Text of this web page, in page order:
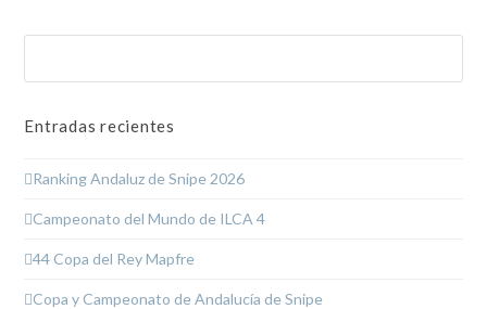
Entradas recientes
Ranking Andaluz de Snipe 2026
Campeonato del Mundo de ILCA 4
44 Copa del Rey Mapfre
Copa y Campeonato de Andalucía de Snipe